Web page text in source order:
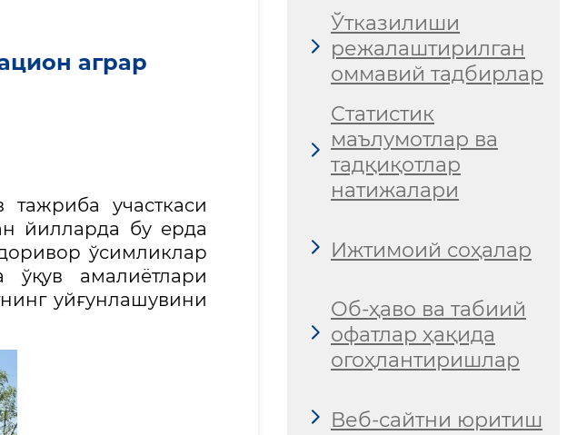
аграр
тажриба участкаcи
йилларда бу ерда
ўсимликлар
ўқув амалиётлари
уйғунлашувини
Ўтказилиши
режалаштирилган
оммавий тадбирлар
Статистик
маълумотлар ва
тадқиқотлар
натижалари
Ижтимоий соҳалар
Об-ҳаво ва табиий
офатлар ҳақида
огоҳлантиришлар
Веб-сайтни юритиш